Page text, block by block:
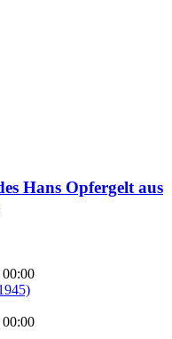
Hans Opfergelt aus
00:00
00:00